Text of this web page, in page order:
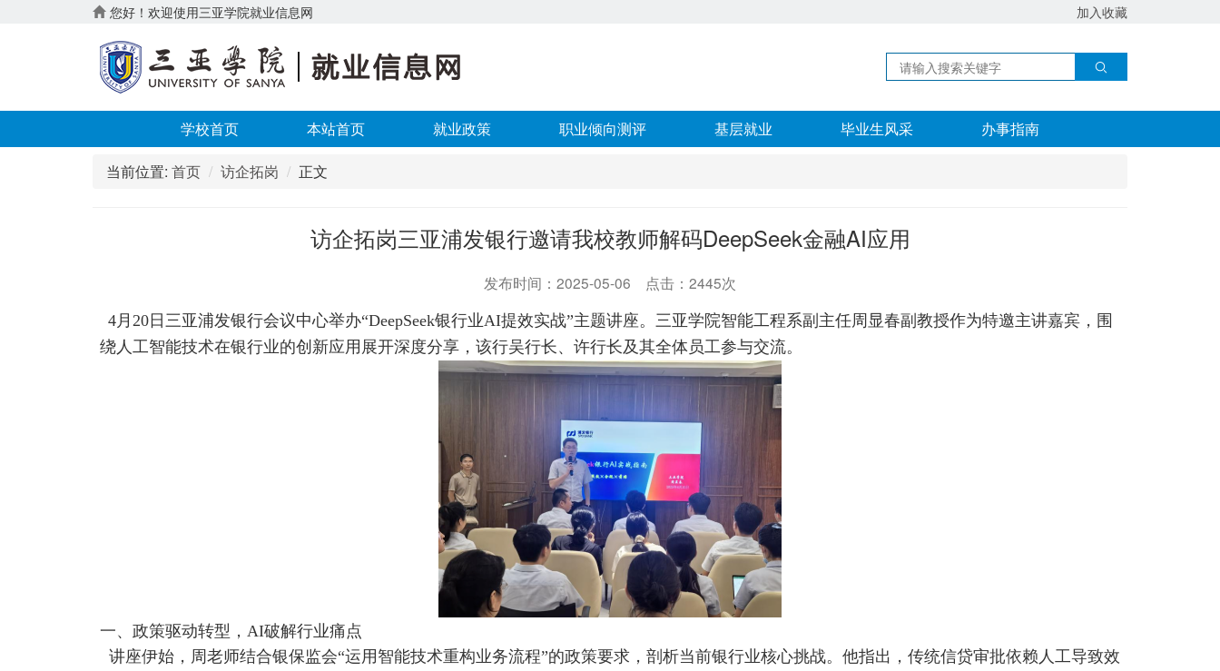
您好！欢迎使用三亚学院就业信息网 加入收藏
学校首页 本站首页 就业政策 职业倾向测评 基层就业 毕业生风采 办事指南
当前位置: 首页 访企拓岗 正文
访企拓岗三亚浦发银行邀请我校教师解码DeepSeek金融AI应用
发布时间：2025-05-06 点击：2445次
4月20日三亚浦发银行会议中心举办“DeepSeek银行业AI提效实战”主题讲座。三亚学院智能工程系副主任周显春副教授作为特邀主讲嘉宾，围
绕人工智能技术在银行业的创新应用展开深度分享，该行吴行长、许行长及其全体员工参与交流。
一、政策驱动转型，AI破解行业痛点
讲座伊始，周老师结合银保监会“运用智能技术重构业务流程”的政策要求，剖析当前银行业核心挑战。他指出，传统信贷审批依赖人工导致效